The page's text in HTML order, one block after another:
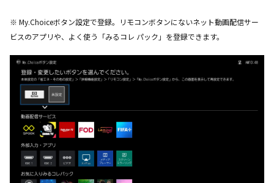
※ My.Choiceボタン設定で登録。リモコンボタンにないネット動画配信サー
ビスのアプリや、よく使う「みるコレ パック」を登録できます。